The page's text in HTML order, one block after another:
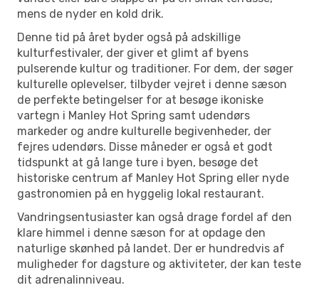
mens de nyder en kold drik.
Denne tid på året byder også på adskillige
kulturfestivaler, der giver et glimt af byens
pulserende kultur og traditioner. For dem, der søger
kulturelle oplevelser, tilbyder vejret i denne sæson
de perfekte betingelser for at besøge ikoniske
vartegn i Manley Hot Spring samt udendørs
markeder og andre kulturelle begivenheder, der
fejres udendørs. Disse måneder er også et godt
tidspunkt at gå lange ture i byen, besøge det
historiske centrum af Manley Hot Spring eller nyde
gastronomien på en hyggelig lokal restaurant.
Vandringsentusiaster kan også drage fordel af den
klare himmel i denne sæson for at opdage den
naturlige skønhed på landet. Der er hundredvis af
muligheder for dagsture og aktiviteter, der kan teste
dit adrenalinniveau.